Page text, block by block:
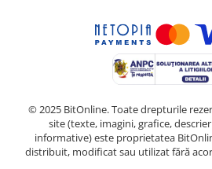
© 2025 BitOnline. Toate drepturile
site (texte, imagini, grafice,
informative) este proprietatea
distribuit, modificat sau utilizat fără